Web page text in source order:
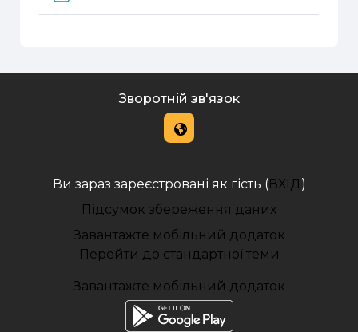
Зворотній зв'язок
Ви зараз зареєстровані як гість (ВХІД )
Підсумок збереження даних
Завантажте мобільний додаток
Перейти до стандартної теми
Завантажте мобільний додаток